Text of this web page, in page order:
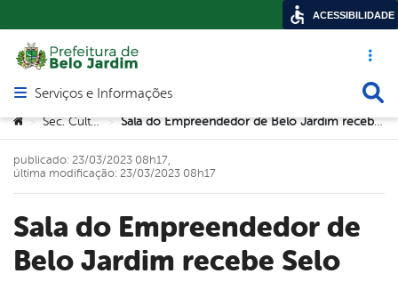
Acesso
Abrir menu principal de navegação
Serviços e Informações
Você está aqui:
> Sec. Cultura > Sala do Empreendedor de Belo Jardim recebe Selo Ouro de Atendimento do Sebrae-PE
Sala do Empreendedor de
Belo Jardim recebe Selo
publicado: 23/03/2023 08h17,
última modificação: 23/03/2023 08h17
ACESSIBILIDADE